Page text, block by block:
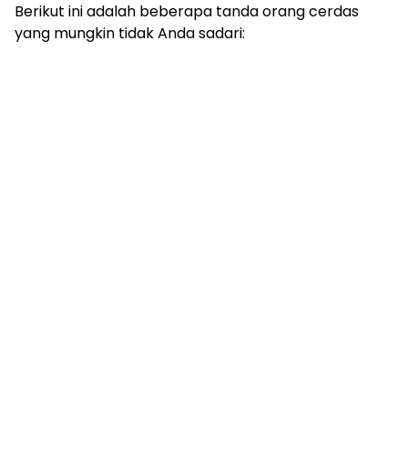
Berikut ini adalah beberapa tanda orang cerdas
yang mungkin tidak Anda sadari: